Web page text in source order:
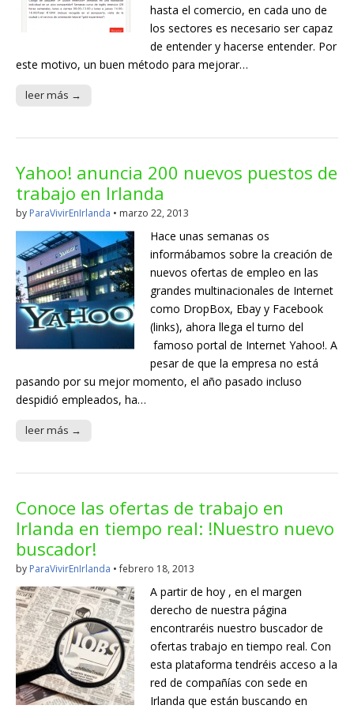
hasta el comercio, en cada uno de
los sectores es necesario ser capaz
de entender y hacerse entender. Por
este motivo, un buen método para mejorar…
leer más →
Yahoo! anuncia 200 nuevos puestos de
trabajo en Irlanda
by ParaVivirEnIrlanda • marzo 22, 2013
Hace unas semanas os
informábamos sobre la creación de
nuevos ofertas de empleo en las
grandes multinacionales de Internet
como DropBox, Ebay y Facebook
(links), ahora llega el turno del
famoso portal de Internet Yahoo!. A
pesar de que la empresa no está
pasando por su mejor momento, el año pasado incluso
despidió empleados, ha…
leer más →
Conoce las ofertas de trabajo en
Irlanda en tiempo real: !Nuestro nuevo
buscador!
by ParaVivirEnIrlanda •febrero 18, 2013
A partir de hoy , en el margen
derecho de nuestra página
encontraréis nuestro buscador de
ofertas trabajo en tiempo real. Con
esta plataforma tendréis acceso a la
red de compañías con sede en
Irlanda que están buscando en